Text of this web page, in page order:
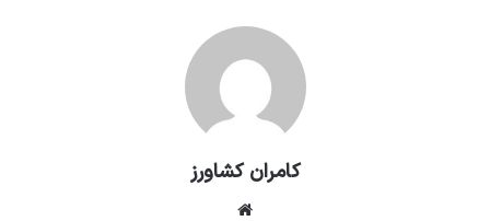
کامران کشاورز